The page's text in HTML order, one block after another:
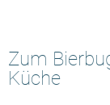
Zum
Küche